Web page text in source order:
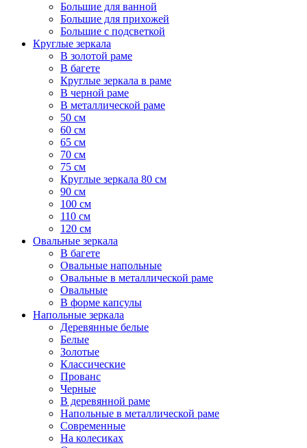
Большие для ванной
Большие для прихожей
Большие с подсветкой
Круглые зеркала
В золотой раме
В багете
Круглые зеркала в раме
В черной раме
В металлической раме
50 см
60 см
65 см
70 см
75 см
Круглые зеркала 80 см
90 см
100 см
110 см
120 см
Овальные зеркала
В багете
Овальные напольные
Овальные в металлической раме
Овальные
В форме капсулы
Напольные зеркала
Деревянные белые
Белые
Золотые
Классические
Прованс
Черные
В деревянной раме
Напольные в металлической раме
Современные
На колесиках